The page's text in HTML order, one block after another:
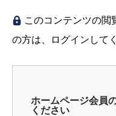
このコンテンツの閲
の方は、ログインして
ホームページ会員
ください